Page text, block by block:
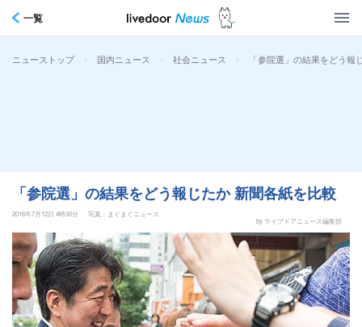
一覧
ニューストップ > 国内ニュース > 社会ニュース > 「参院選」の結果をどう報
「参院選」の結果をどう報じたか 新聞各紙を比較
2016年7月12日 4時30分
写真：まぐまぐニュース
by ライブドアニュース編集部